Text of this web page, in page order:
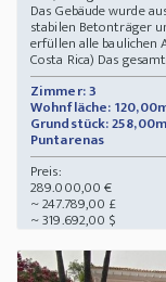
Das Gebäude wurde
stabilen Betonträger
erfüllen alle baulichen
Costa Rica) Das
Zimmer: 3
Wohnfläche:
Grundstück:
Puntarenas
Preis:
289.000,00 €
~ 247.789,00 £
~ 319.692,00 $